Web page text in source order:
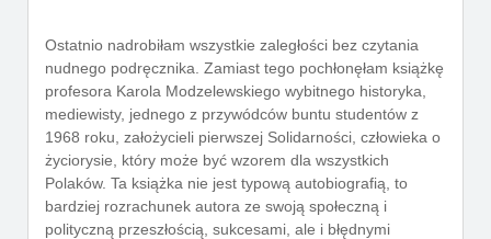
Ostatnio nadrobiłam wszystkie zaległości bez czytania
nudnego podręcznika. Zamiast tego pochłonęłam książkę
profesora Karola Modzelewskiego wybitnego historyka,
mediewisty, jednego z przywódców buntu studentów z
1968 roku, założycieli pierwszej Solidarności, człowieka o
życiorysie, który może być wzorem dla wszystkich
Polaków. Ta książka nie jest typową autobiografią, to
bardziej rozrachunek autora ze swoją społeczną i
polityczną przeszłością, sukcesami, ale i błędnymi